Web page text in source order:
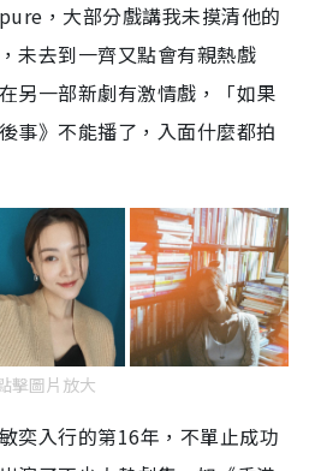
，大部分戲講我未摸清他的
未去到一齊又點會有親熱戲
另一部新劇有激情戲，「如果
事》不能播了，入面什麼都拍
擊圖片放大
奕入行的第16年，不單止成功